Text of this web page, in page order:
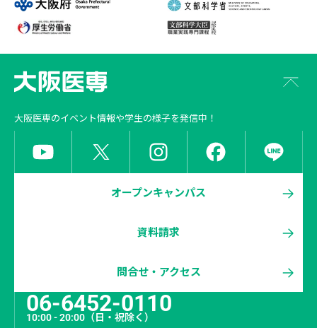
大阪医専のイベント情報や学生の様子を発信中！
オープンキャンパス
資料請求
問合せ・アクセス
06-6452-0110
10:00 - 20:00 （日・祝除く）